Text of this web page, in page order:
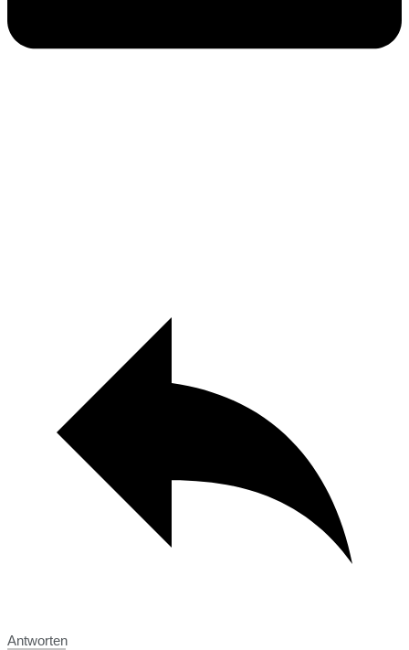
Antworten